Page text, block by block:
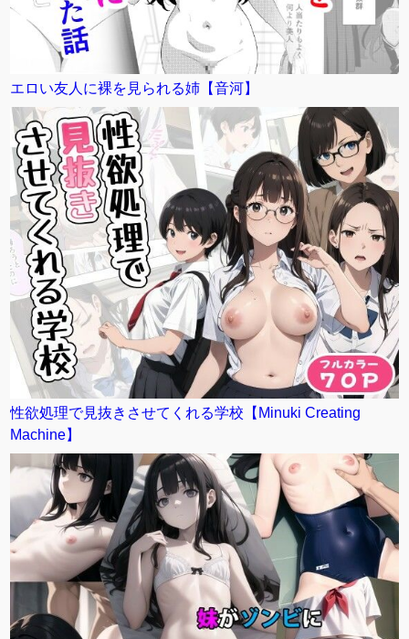
エロい友人に裸を見られる姉【音河】
性欲処理で見抜きさせてくれる学校【Minuki Creating
Machine】